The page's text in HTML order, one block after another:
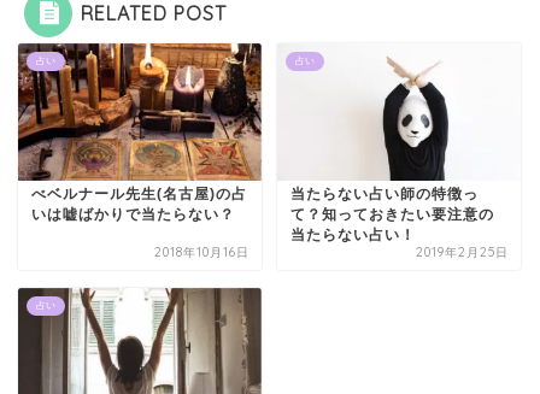
RELATED POST
占い
べベルナール先生(名古屋)の占
いは嘘ばかりで当たらない？
2018年10月16日
占い
当たらない占い師の特徴っ
て？知っておきたい要注意の
当たらない占い！
2019年2月25日
占い